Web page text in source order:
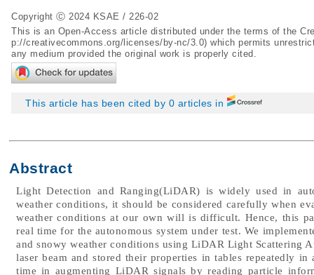
Copyright Ⓒ 2024 KSAE / 226-02
This is an Open-Access article distributed under the terms of the
p://creativecommons.org/licenses/by-nc/3.0) which permits
any medium provided the original work is properly cited.
This article has been cited by 0 articles in
Abstract
Light Detection and Ranging(LiDAR) is widely used in
weather conditions, it should be considered carefully when
weather conditions at our own will is difficult. Hence, this
real time for the autonomous system under test. We
and snowy weather conditions using LiDAR Light Scattering
laser beam and stored their properties in tables repeatedly
time in augmenting LiDAR signals by reading particle